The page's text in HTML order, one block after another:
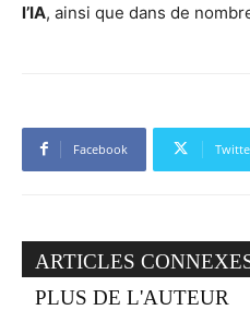
l’IA, ainsi que dans de
Facebook
ARTICLES
PLUS DE L'AUTEUR